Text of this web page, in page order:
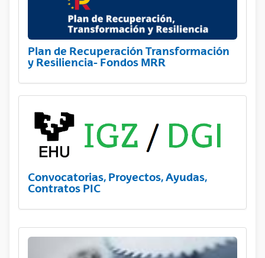
Plan de Recuperación Transformación
y Resiliencia- Fondos MRR
Convocatorias, Proyectos, Ayudas,
Contratos PIC